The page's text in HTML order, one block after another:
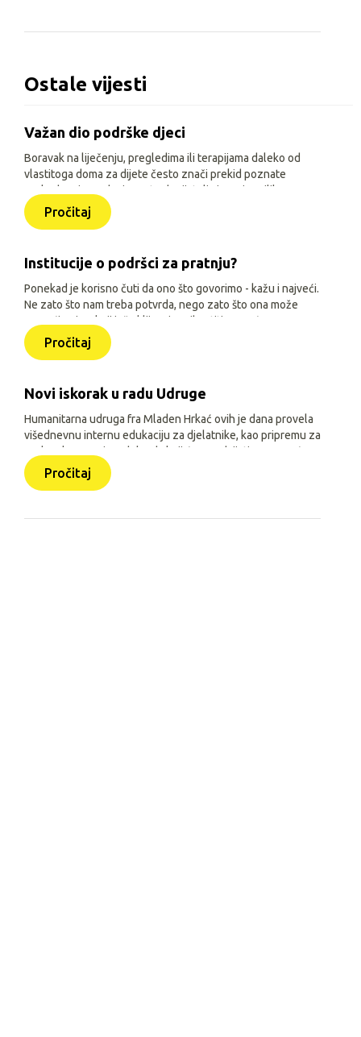
Ostale vijesti
Važan dio podrške djeci
Boravak na liječenju, pregledima ili terapijama daleko od
vlastitoga doma za dijete često znači prekid poznate
svakodnevice, odvojenost od prijatelja i manje prilika za
igru, učenje i druženje. Zato je, uz siguran smještaj i
osnovne životne uvjete, važno djeci omogućiti sadržaje
Pročitaj
Institucije o podršci za pratnju?
Ponekad je korisno čuti da ono što govorimo - kažu i najveći.
Ne zato što nam treba potvrda, nego zato što ona može
pomoći onima koji još oklijevaju prihvatiti pomoć.
Pročitaj
Novi iskorak u radu Udruge
Humanitarna udruga fra Mladen Hrkać ovih je dana provela
višednevnu internu edukaciju za djelatnike, kao pripremu za
prelazak na novi model rada koji će se odvijati uz pomoć
triju aplikacija: Pomozimo zajedno (javna), HUMH HUB i
HUMH GO (obje interne).
Pročitaj